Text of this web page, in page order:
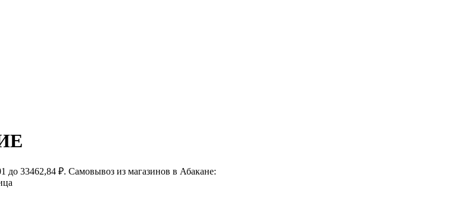
₽. Самовывоз из магазинов в Абакане: